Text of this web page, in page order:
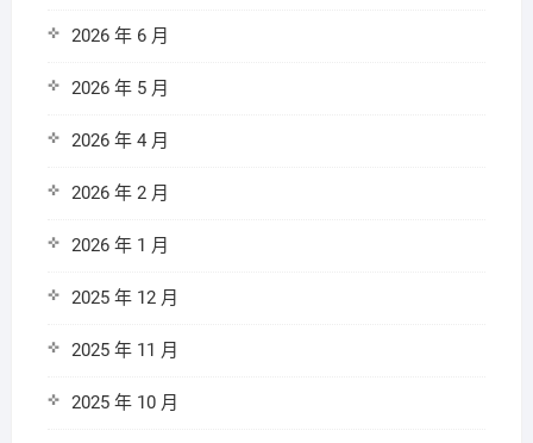
2026 年 6 月
2026 年 5 月
2026 年 4 月
2026 年 2 月
2026 年 1 月
2025 年 12 月
2025 年 11 月
2025 年 10 月